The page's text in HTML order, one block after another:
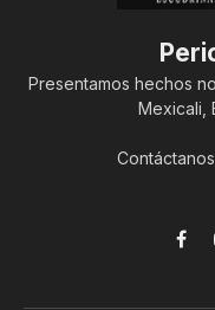
Presentamos hechos
Mexicali,